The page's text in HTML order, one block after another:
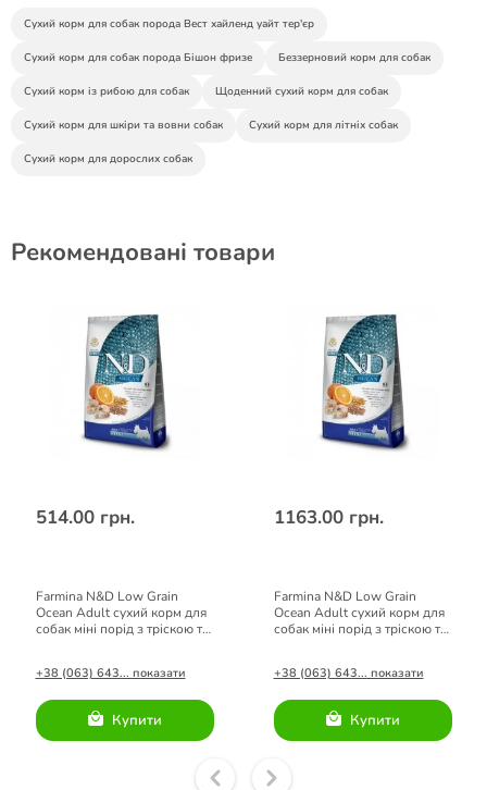
Сухий корм для собак порода Вест хайленд уайт тер'єр
Сухий корм для собак порода Бішон фризе Беззерновий корм для собак
Сухий корм із рибою для собак Щоденний сухий корм для собак
Сухий корм для шкіри та вовни собак Сухий корм для літніх собак
Сухий корм для дорослих собак
Рекомендовані товари
514.00 грн.
Farmina N&D Low Grain
Ocean Adult сухий корм для
собак міні порід з тріскою та
+38 (063) 643... показати
Купити
1163.00 грн.
Farmina N&D Low Grain
Ocean Adult сухий корм для
собак міні порід з тріскою та
+38 (063) 643... показати
Купити